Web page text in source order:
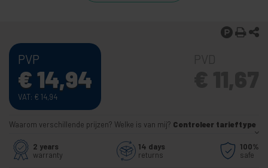
PVP
€14,94
VAT: € 14,94
Waarom verschillende prijzen? Welke is van mij? Controleer tarieftype
2 years
warranty
14 days
returns
100%
safe